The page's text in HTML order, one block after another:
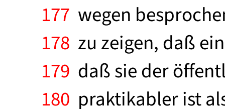
177 wegen
178 zu zeigen, daß
179 daß sie der
180 praktikabler ist